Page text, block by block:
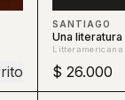
SANTIAGO
Una
Litteramericana
$ 26.000